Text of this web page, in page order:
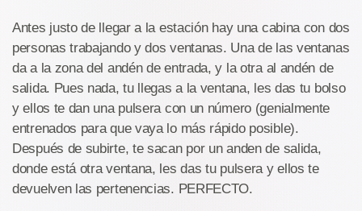
Antes justo de llegar a la estación hay una cabina con dos
personas trabajando y dos ventanas. Una de las ventanas
da a la zona del andén de entrada, y la otra al andén de
salida. Pues nada, tu llegas a la ventana, les das tu bolso
y ellos te dan una pulsera con un número (genialmente
entrenados para que vaya lo más rápido posible).
Después de subirte, te sacan por un anden de salida,
donde está otra ventana, les das tu pulsera y ellos te
devuelven las pertenencias. PERFECTO.